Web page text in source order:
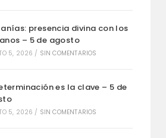
presencia divina con los
– 5 de agosto
5, 2026 / SIN COMENTARIOS
es la clave – 5 de
5, 2026 / SIN COMENTARIOS